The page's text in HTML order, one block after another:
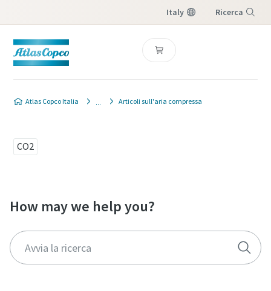
Italy Ricerca
Atlas Copco Italia Articoli sull'aria compressa
CO2
How may we help you?